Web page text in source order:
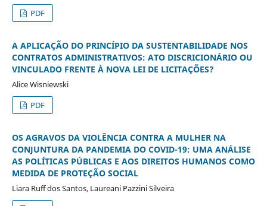
PDF
A APLICAÇÃO DO PRINCÍPIO DA SUSTENTABILIDADE NOS
CONTRATOS ADMINISTRATIVOS: ATO DISCRICIONÁRIO OU
VINCULADO FRENTE À NOVA LEI DE LICITAÇÕES?
Alice Wisniewski
PDF
OS AGRAVOS DA VIOLÊNCIA CONTRA A MULHER NA
CONJUNTURA DA PANDEMIA DO COVID-19: UMA ANÁLISE
AS POLÍTICAS PÚBLICAS E AOS DIREITOS HUMANOS COMO
MEDIDA DE PROTEÇÃO SOCIAL
Liara Ruff dos Santos, Laureani Pazzini Silveira